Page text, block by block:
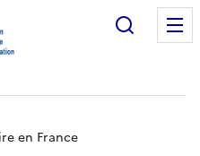
en France